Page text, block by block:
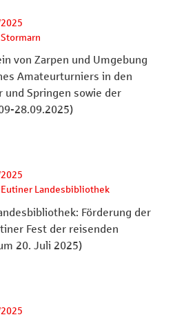
von Zarpen und Umgebung
Amateurturniers in den
und Springen sowie der
28.09.2025)
Landesbibliothek
Förderung der
Fest der reisenden
20. Juli 2025)